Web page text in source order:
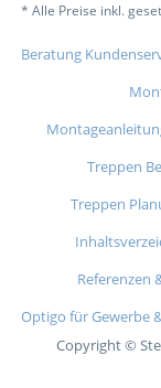
* Alle Preise inkl.
Beratung
Treppen
Treppen
Referenzen
Optigo für Gewerbe
Copyright ©